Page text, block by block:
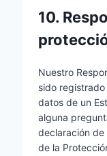
10.
Nuestro
sido
datos de un
alguna
declaración
de la